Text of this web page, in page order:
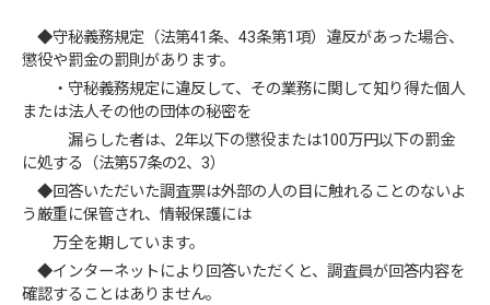
◆守秘義務規定（法第41条、43条第1項）違反があった場合、
懲役や罰金の罰則があります。
・守秘義務規定に違反して、その業務に関して知り得た個人
または法人その他の団体の秘密を
漏らした者は、2年以下の懲役または100万円以下の罰金
に処する（法第57条の2、3）
◆回答いただいた調査票は外部の人の目に触れることのないよ
う厳重に保管され、情報保護には
万全を期しています。
◆インターネットにより回答いただくと、調査員が回答内容を
確認することはありません。